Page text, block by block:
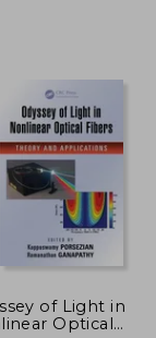
45%
dcto.
of Light in
Optical